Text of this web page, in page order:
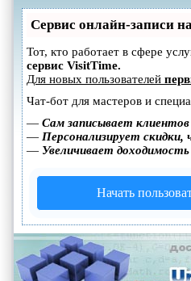
Сервис онлайн-записи
Тот, кто работает в сфере
сервис VisitTime.
Для новых пользователей
Чат-бот для мастеров и
— Сам записывает
— Персонализирует скидки,
— Увеличивает
Начать